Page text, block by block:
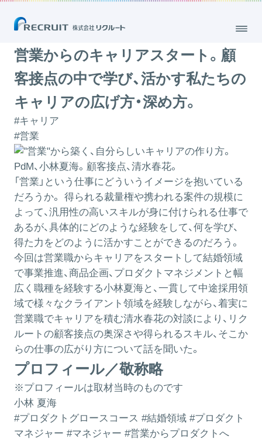
ャリアの広げ方・深め方。
営業からのキャリアスタート。顧
客接点の中で学び、活かす私たちの
キャリアの広げ方・深め方。
#キャリア
#営業
「営業」という仕事にどういうイメージを抱いている
だろうか。 得られる裁量権や携われる案件の規模に
よって、汎用性の高いスキルが身に付けられる仕事で
あるが、具体的にどのような経験をして、何を学び、
得た力をどのように活かすことができるのだろう。
今回は営業職からキャリアをスタートして結婚領域
で事業推進、商品企画、プロダクトマネジメントと幅
広く職種を経験する小林夏海と、一貫して中途採用領
域で様々なクライアント領域を経験しながら、着実に
営業職でキャリアを積む清水春花の対談により、リク
ルートの顧客接点の奥深さや得られるスキル、そこか
らの仕事の広がり方について話を聞いた。
プロフィール／敬称略
※プロフィールは取材当時のものです
小林 夏海
#プロダクトグロースコース #結婚領域 #プロダクト
マネジャー #マネジャー #営業からプロダクトへ